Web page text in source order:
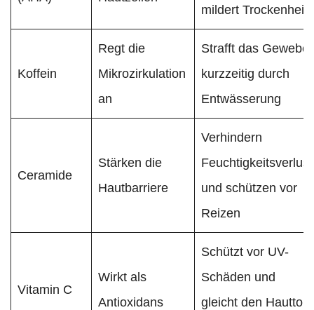
mildert Trockenheit
Koffein
Regt die
Mikrozirkulation
an
Strafft das Gewebe
kurzzeitig durch
Entwässerung
Ceramide
Stärken die
Hautbarriere
Verhindern
Feuchtigkeitsverlust
und schützen vor
Reizen
Vitamin C
Wirkt als
Antioxidans
Schützt vor UV-
Schäden und
gleicht den Hautton